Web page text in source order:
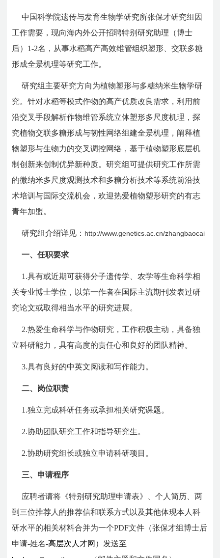
中国科学院遗传与发育生物学研究所张保才研究组因
工作需要，现向海内外公开招聘特别研究助理（博士
后）1-2名，从事水稻高产高效维管组织塑形、交联多糖
形成全景机理等研究工作。
研究组主要研究方向为植物塑形与多糖纳米生物学研
究。针对水稻等模式作物的高产优质改良需求，利用前
沿交叉手段解析作物维管系统立体塑形多尺度机理，探
究植物交联多糖形成与韧性网络组建全景机理，阐释植
物塑形与生物力的交叉调控网络，基于植物塑形底层机
制创新来创制优异新种质。研究组可提供研究工作所需
的微纳米多尺度观测技术和多糖分析技术等系统前沿技
术培训与国际交流机会，欢迎热爱植物塑形研究的有志
青年加盟。
研究组介绍详见： http://www.genetics.ac.cn/zhangbaocai
一、任职要求
1.具有或近期可获得分子遗传学、农学等生命科学相
关专业博士学位，以第一作者在国际主流期刊发表过研
究论文或取得相当水平的研究进展。
2.热爱生命科学与作物研究，工作积极主动，具备独
立科研能力，具有高度的责任心和良好的团队精神。
3.具有良好的中英文阅读和写作能力。
二、岗位职责
1.独立完成科研任务或承担相关研究课题。
2.协助团队研究工作和指导研究生。
2.协助研究组长或独立申请科研项目。
三、申请程序
应聘者请将《特别研究助理申请表》、个人简历、两
到三位推荐人的推荐信和联系方式以及其他体现本人科
研水平的相关材料合并为一个PDF文件（张保才组博士后
申请-姓名-高层次人才网 ）发送至